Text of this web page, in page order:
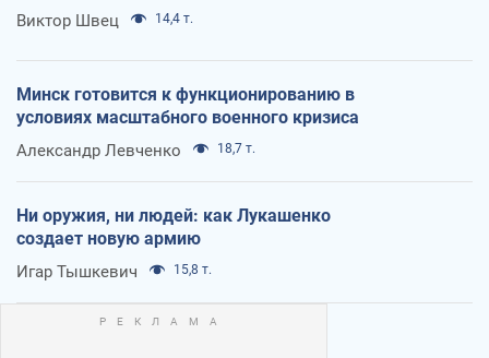
Виктор Швец 14,4 т.
Минск готовится к функционированию в
условиях масштабного военного кризиса
Александр Левченко 18,7 т.
Ни оружия, ни людей: как Лукашенко
создает новую армию
Игар Тышкевич 15,8 т.